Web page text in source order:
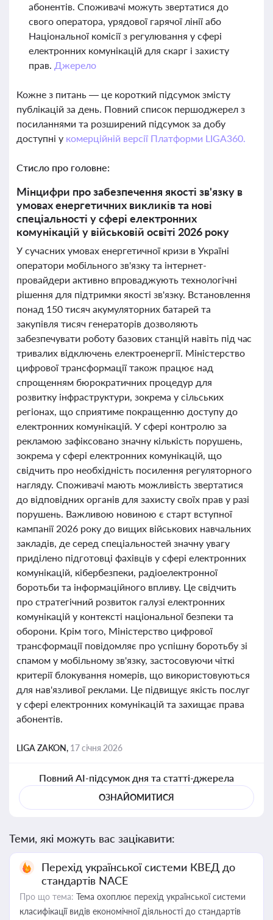
абонентів. Споживачі можуть звертатися до
свого оператора, урядової гарячої лінії або
Національної комісії з регулювання у сфері
електронних комунікацій для скарг і захисту
прав. Джерело
Кожне з питань — це короткий підсумок змісту
публікацій за день. Повний список першоджерел з
посиланнями та розширений підсумок за добу
доступні у комерційній версії Платформи LIGA360.
Стисло про головне:
Мінцифри про забезпечення якості зв'язку в
умовах енергетичних викликів та нові
спеціальності у сфері електронних
комунікацій у військовій освіті 2026 року
У сучасних умовах енергетичної кризи в Україні
оператори мобільного зв'язку та інтернет-
провайдери активно впроваджують технологічні
рішення для підтримки якості зв'язку. Встановлення
понад 150 тисяч акумуляторних батарей та
закупівля тисяч генераторів дозволяють
забезпечувати роботу базових станцій навіть під час
тривалих відключень електроенергії. Міністерство
цифрової трансформації також працює над
спрощенням бюрократичних процедур для
розвитку інфраструктури, зокрема у сільських
регіонах, що сприятиме покращенню доступу до
електронних комунікацій. У сфері контролю за
рекламою зафіксовано значну кількість порушень,
зокрема у сфері електронних комунікацій, що
свідчить про необхідність посилення регуляторного
нагляду. Споживачі мають можливість звертатися
до відповідних органів для захисту своїх прав у разі
порушень. Важливою новиною є старт вступної
кампанії 2026 року до вищих військових навчальних
закладів, де серед спеціальностей значну увагу
приділено підготовці фахівців у сфері електронних
комунікацій, кібербезпеки, радіоелектронної
боротьби та інформаційного впливу. Це свідчить
про стратегічний розвиток галузі електронних
комунікацій у контексті національної безпеки та
оборони. Крім того, Міністерство цифрової
трансформації повідомляє про успішну боротьбу зі
спамом у мобільному зв'язку, застосовуючи чіткі
критерії блокування номерів, що використовуються
для нав'язливої реклами. Це підвищує якість послуг
у сфері електронних комунікацій та захищає права
абонентів.
LIGA ZAKON, 17 січня 2026
Повний AI-підсумок дня та статті-джерела
ОЗНАЙОМИТИСЯ
Теми, які можуть вас зацікавити:
Перехід української системи КВЕД до
стандартів NACE
Про що тема: Тема охоплює перехід української системи
класифікації видів економічної діяльності до стандартів